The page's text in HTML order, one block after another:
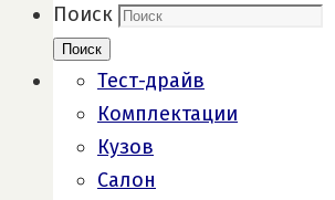
Поиск
Поиск
Тест-драйв
Комплектации
Кузов
Салон